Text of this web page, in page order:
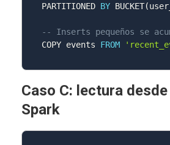
PARTITIONED BY BUCKET(
-- Inserts pequeños se
COPY events FROM
Caso C: lectura
Spark